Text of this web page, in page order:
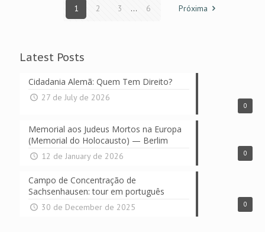
1 2 3 ... 6 Próxima
Latest Posts
0
Cidadania Alemã: Quem Tem Direito?
27 de July de 2026
0
Memorial aos Judeus Mortos na Europa
(Memorial do Holocausto) — Berlim
12 de January de 2026
0
Campo de Concentração de
Sachsenhausen: tour em português
30 de December de 2025